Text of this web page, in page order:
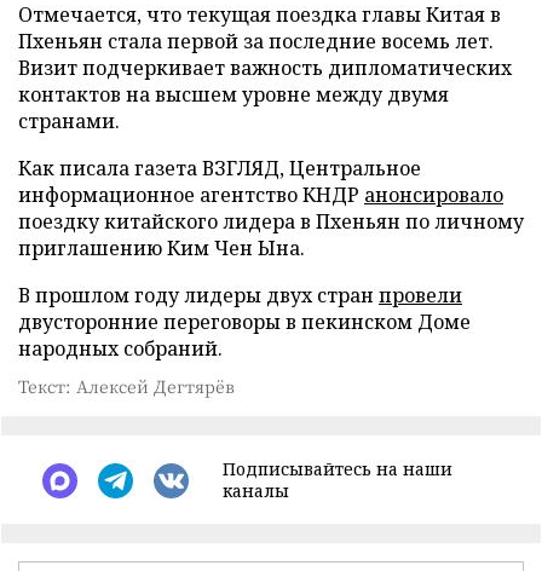
Отмечается, что текущая поездка главы Китая в
Пхеньян стала первой за последние восемь лет.
Визит подчеркивает важность дипломатических
контактов на высшем уровне между двумя
странами.
Как писала газета ВЗГЛЯД, Центральное
информационное агентство КНДР анонсировало
поездку китайского лидера в Пхеньян по личному
приглашению Ким Чен Ына.
В прошлом году лидеры двух стран провели
двусторонние переговоры в пекинском Доме
народных собраний.
Текст: Алексей Дегтярёв
Подписывайтесь на наши
каналы